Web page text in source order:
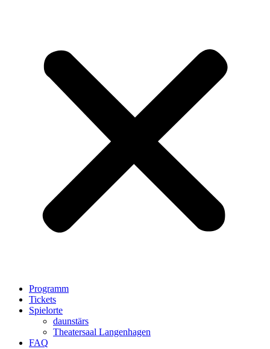
Programm
Tickets
Spielorte
daunstärs
Theatersaal Langenhagen
FAQ